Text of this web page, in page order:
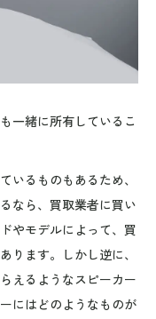
一緒に所有しているこ
いるものもあるため、
なら、買取業者に買い
やモデルによって、買
ります。しかし逆に、
えるようなスピーカー
にはどのようなものが